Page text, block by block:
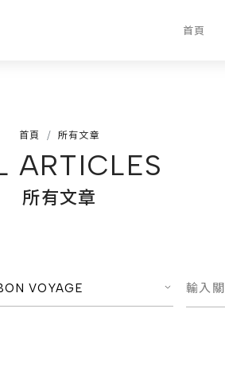
首頁
首頁 所有文章
ARTICLES
所有文章
VOYAGE